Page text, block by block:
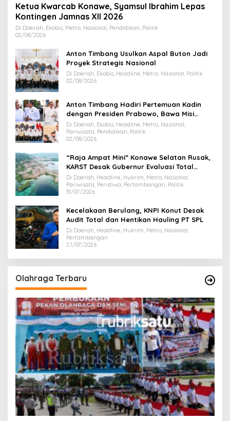
Ketua Kwarcab Konawe, Syamsul Ibrahim Lepas
Kontingen Jamnas XII 2026
Di Daerah, Ekobis, Metro, Nasional, Pendidikan, Politik
02/08/2026
Anton Timbang Usulkan Aspal Buton Jadi
Proyek Strategis Nasional
Di Daerah, Ekobis, Headline, Metro, Nasional, Politik
02/08/2026
Anton Timbang Hadiri Pertemuan Kadin
dengan Presiden Prabowo, Bawa Misi
Majukan Ekonomi Sultra
Di Daerah, Ekobis, Headline, Metro, Nasional,
Pariwisata, Pendidikan, Politik
02/08/2026
“Raja Ampat Mini” Konawe Selatan Rusak,
KARST Desak Gubernur Evaluasi Total
Dispar Sultra
Di Daerah, Headline, Hukrim, Metro, Nasional,
Pariwisata, Peristiwa, Pertambangan, Politik
31/07/2026
Kecelakaan Berulang, KNPI Konut Desak
Audit Total dan Hentikan Hauling PT SPL
Di Daerah, Headline, Hukrim, Metro, Nasional,
Pertambangan
27/07/2026
Olahraga Terbaru